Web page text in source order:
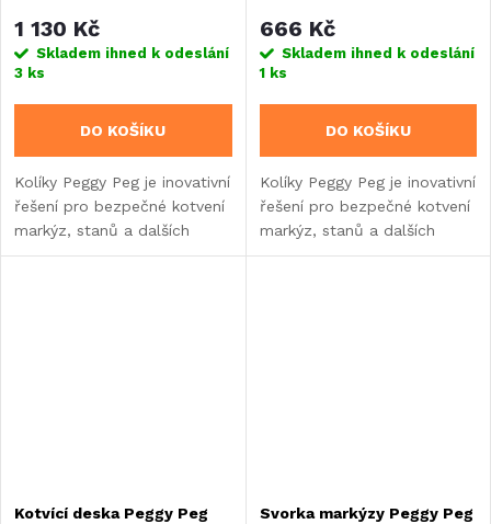
1 130 Kč
Skladem ihned k odeslání
3 ks
DO KOŠÍKU
Kolíky Peggy Peg je inovativní
řešení pro bezpečné kotvení
markýz, stanů a dalších
prvků při kempování. Kolík
666 Kč
Skladem ihned k odeslání
1 ks
DO KOŠÍKU
Kolíky Peggy Peg je inovativní
řešení pro bezpečné kotvení
markýz, stanů a dalších
prvků při kempování. Kolík
Kotvící deska Peggy Peg
Svorka markýzy Peggy Peg